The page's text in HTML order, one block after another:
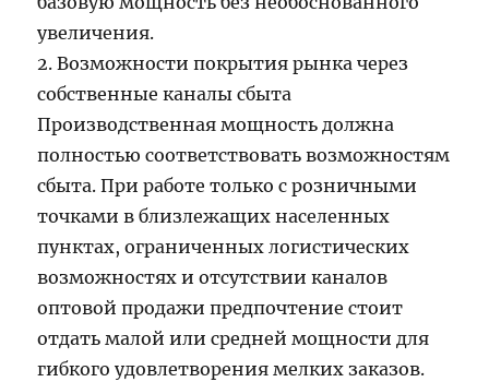
увеличения.
2. Возможности покрытия рынка через
собственные каналы сбыта
Производственная мощность должна
полностью соответствовать возможностям
сбыта. При работе только с розничными
точками в близлежащих населенных
пунктах, ограниченных логистических
возможностях и отсутствии каналов
оптовой продажи предпочтение стоит
отдать малой или средней мощности для
гибкого удовлетворения мелких заказов.